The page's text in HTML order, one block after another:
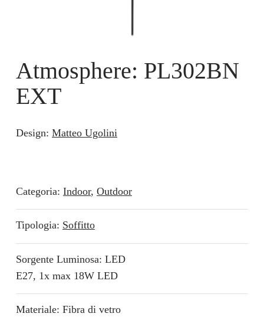
Atmosphere: PL302BN
EXT
Design: Matteo Ugolini
Categoria: Indoor, Outdoor
Tipologia: Soffitto
Sorgente Luminosa: LED
E27, 1x max 18W LED
Materiale: Fibra di vetro